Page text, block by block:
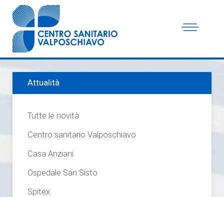
Attualità
Tutte le novità
Centro sanitario Valposchiavo
Casa Anziani
Ospedale San Sisto
Spitex